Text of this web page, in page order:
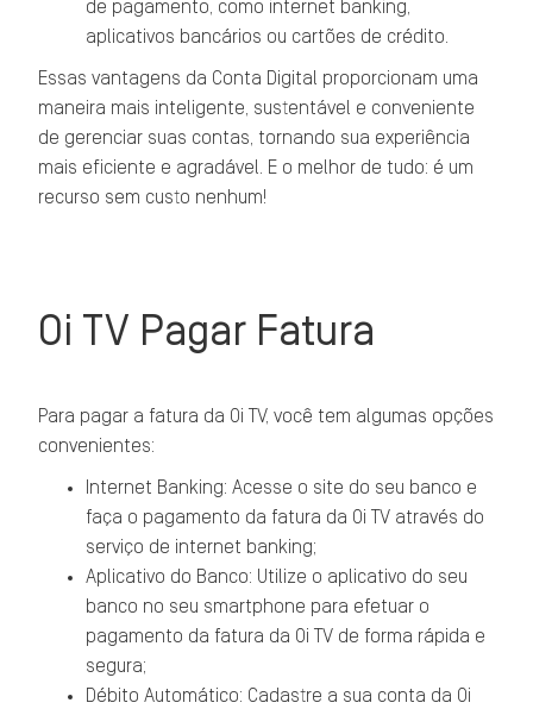
de pagamento, como internet banking,
aplicativos bancários ou cartões de crédito.
Essas vantagens da Conta Digital proporcionam uma
maneira mais inteligente, sustentável e conveniente
de gerenciar suas contas, tornando sua experiência
mais eficiente e agradável. E o melhor de tudo: é um
recurso sem custo nenhum!
Oi TV Pagar Fatura
Para pagar a fatura da Oi TV, você tem algumas opções
convenientes:
Internet Banking: Acesse o site do seu banco e
faça o pagamento da fatura da Oi TV através do
serviço de internet banking;
Aplicativo do Banco: Utilize o aplicativo do seu
banco no seu smartphone para efetuar o
pagamento da fatura da Oi TV de forma rápida e
segura;
Débito Automático: Cadastre a sua conta da Oi